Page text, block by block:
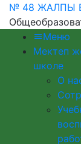
№ 48 ЖАЛПЫ
Меню
Мектеп
школе
О